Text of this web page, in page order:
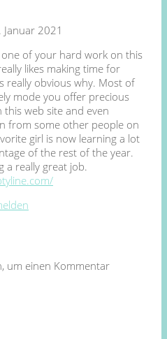
Januar 2021
of your hard work on this
likes making time for
really obvious why. Most of
mode you offer precious
web site and even
from some other people on
girl is now learning a lot
of the rest of the year.
a really great job.
um einen Kommentar